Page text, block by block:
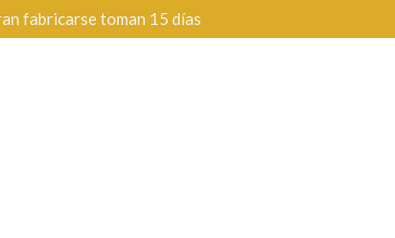
fabricarse toman 15 días